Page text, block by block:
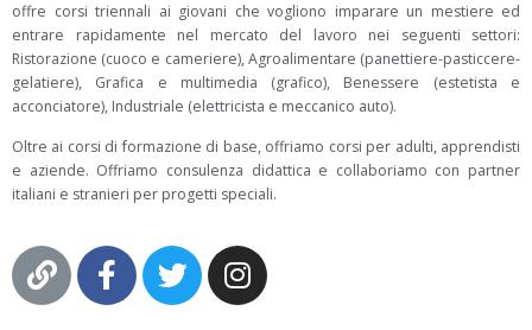
offre corsi triennali ai giovani che vogliono imparare un mestiere ed
entrare rapidamente nel mercato del lavoro nei seguenti settori:
Ristorazione (cuoco e cameriere), Agroalimentare (panettiere-pasticcere-
gelatiere), Grafica e multimedia (grafico), Benessere (estetista e
acconciatore), Industriale (elettricista e meccanico auto).
Oltre ai corsi di formazione di base, offriamo corsi per adulti, apprendisti
e aziende. Offriamo consulenza didattica e collaboriamo con partner
italiani e stranieri per progetti speciali.